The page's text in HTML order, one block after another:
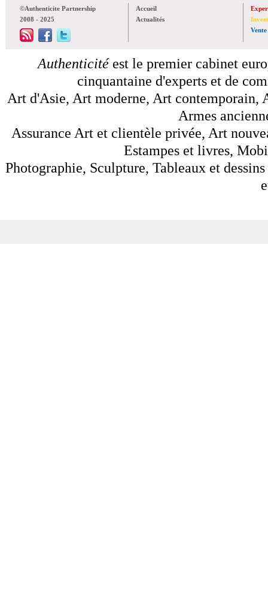
©Authenticite Partnership
2008 - 2025
Accueil
Actualités
Vente
Authenticitéest le premier cabinet
cinquantaine d'experts et de
Art d'Asie, Art moderne, Art contemporain,
Armes
Assurance Art et clientèle privée, Art
Estampes et livres,
Photographie, Sculpture, Tableaux et